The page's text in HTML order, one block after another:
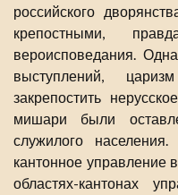
российского
крепостными,
вероисповедания.
выступлений,
закрепостить
мишари были
служилого
кантонное управление
областях-кантонах